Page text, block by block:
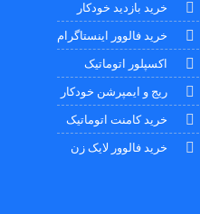
خرید بازدید خودکار
خرید فالوور اینستاگرام
اکسپلور اتوماتیک
ریج و ایمپرشن خودکار
خرید کامنت اتوماتیک
خرید فالوور لایک زن